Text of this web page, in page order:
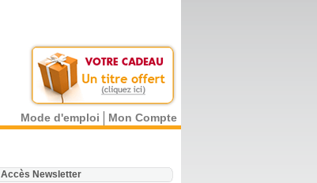
Mode d'emploi Mon Compte
Accès Newsletter